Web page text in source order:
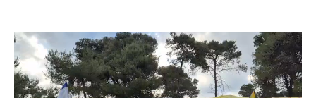
נגן
וידאו